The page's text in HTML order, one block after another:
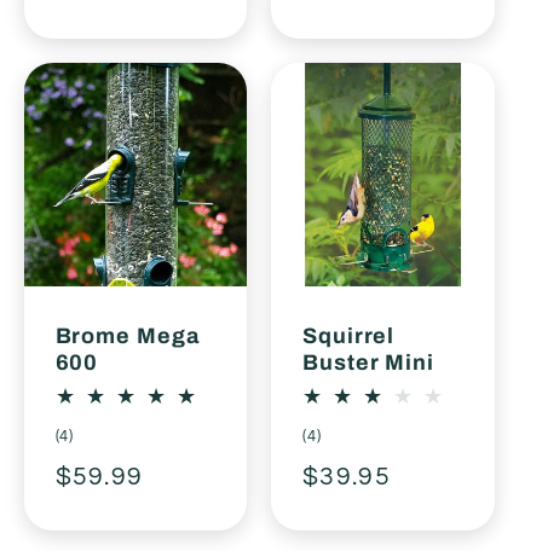
Brome Mega
600
(4)
des
Prix
$59.99
Squirrel
Buster Mini
(4)4
des
Prix
$39.95